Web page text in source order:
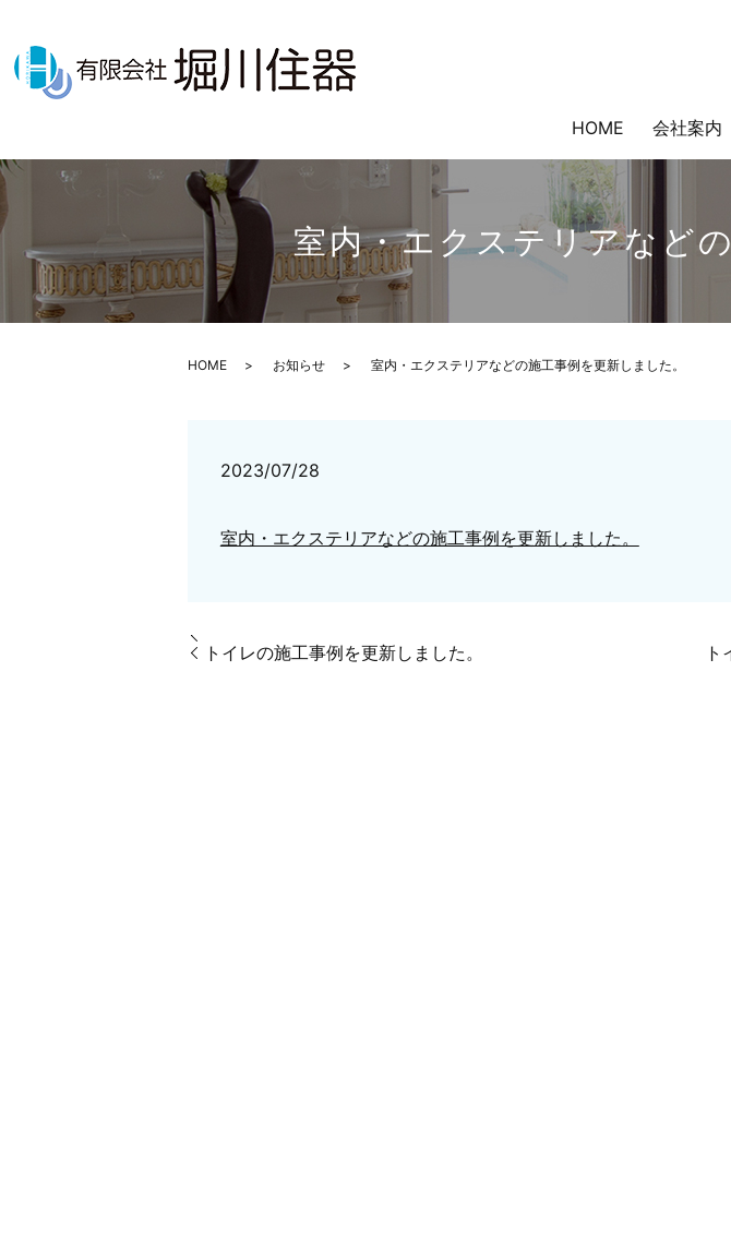
HOME 会社案内
室内・エクステリアなど
HOME お知らせ 室内・エクステリアなどの施工事例を更新しました。
2023/07/28
室内・エクステリアなどの施工事例を更新しました。
トイレの施工事例を更新しました。